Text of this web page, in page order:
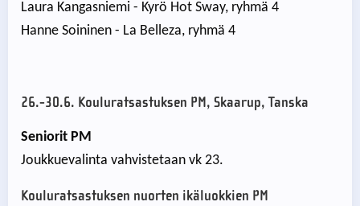
Laura Kangasniemi - Kyrö Hot Sway, ryhmä 4
Hanne Soininen - La Belleza, ryhmä 4
26.-30.6. Kouluratsastuksen PM, Skaarup, Tanska
Seniorit PM
Joukkuevalinta vahvistetaan vk 23.
Kouluratsastuksen nuorten ikäluokkien PM